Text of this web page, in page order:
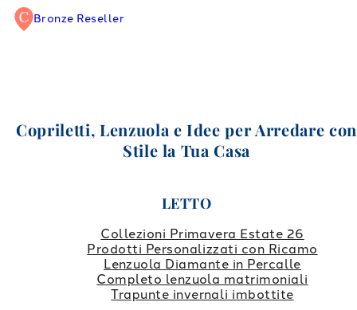
Bronze Reseller
Copriletti, Lenzuola e Idee per Arredare con
Stile la Tua Casa
LETTO
Collezioni Primavera Estate 26
Prodotti Personalizzati con Ricamo
Lenzuola Diamante in Percalle
Completo lenzuola matrimoniali
Trapunte invernali imbottite